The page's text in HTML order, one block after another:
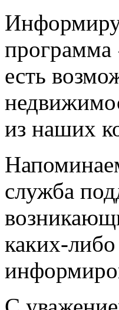
программа
есть
из наших
служба
каких-